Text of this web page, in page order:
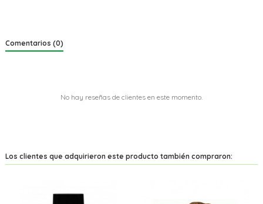
Comentarios (0)
No hay reseñas de clientes en este momento.
Los clientes que adquirieron este producto también compraron: